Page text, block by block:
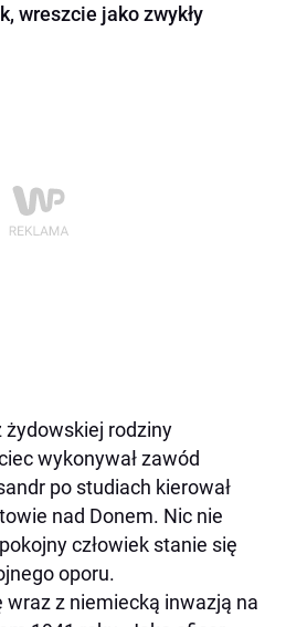
wreszcie jako zwykły
żydowskiej rodziny
wykonywał zawód
po studiach kierował
nad Donem. Nic nie
człowiek stanie się
oporu.
wraz z niemiecką inwazją na